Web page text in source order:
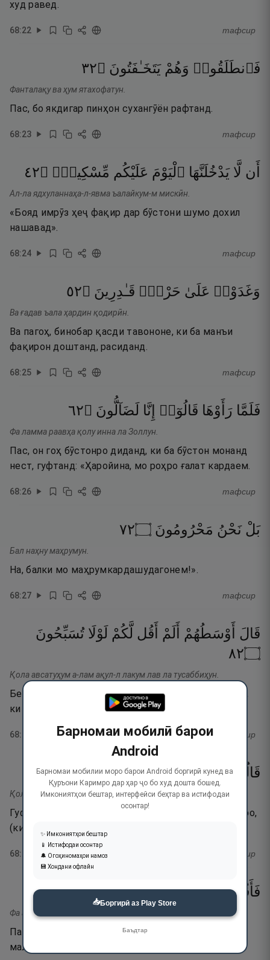
худ равед.
68:22 тафсир
فَٱنطَلَقُوا۟ وَهُمْ يَتَخَـٰفَتُونَ ۝٢٣
Фанталақу ва ҳум ятахофатун.
Пас, бо якдигар пинҳон сухангӯён рафтанд.
68:23 тафсир
أَن لَّا يَدْخُلَنَّهَا ٱلْيَوْمَ عَلَيْكُم مِّسْكِينٌۭ ۝٢٤
Ал-ла ядхуланнаҳа-л-явма ъалайкум-м мискӣн.
«Бояд имрӯз ҳеҷ фақир дар бӯстони шумо дохил
нашавад».
68:24 тафсир
وَغَدَوْا۟ عَلَىٰ حَرْدٍۢ قَـٰدِرِينَ ۝٢٥
Ва ғадав ъала ҳардин қодирӣн.
Ва пагоҳ, бинобар қасди тавононе, ки ба манъи
фақирон доштанд, расиданд.
68:25 тафсир
فَلَمَّا رَأَوْهَا قَالُوٓا۟ إِنَّا لَضَآلُّونَ ۝٢٦
Фа ламма раавҳа қолу инна ла Золлун.
Пас, он гоҳ бӯстонро диданд, ки ба бӯстон монанд
нест, гуфтанд: «Ҳаройина, мо роҳро ғалат кардаем.
68:26 тафсир
بَلْ نَحْنُ مَحْرُومُونَ ۝٢٧
Бал наҳну маҳрумун.
На, балки мо маҳрумкардашудагонем!».
68:27 тафсир
قَالَ أَوْسَطُهُمْ أَلَمْ أَقُل لَّكُمْ لَوْلَا تُسَبِّحُونَ
۝٢٨
Қола авсатуҳум а-лам ақул-л лакум лав ла тусаббиҳун.
Беҳтарини онҳо гуфт: «Оё ба шумо нагуфта будам,
ки чаро Худоро ба поки ёд намекунед?».
68: тафсир
قَالُوا۟ سُبْحَـٰنَ رَبِّنَآ إِنَّا كُنَّا ظَـٰلِمِينَ ۝٢٩
Қолу субҳона Раббина инна кунна золимӣн.
Гуфтанд: «Ба покӣ ёд мекунем Парвардигори худро,
(ки) ҳаройина, мо ситамгор будем».
68: тафсир
فَأَقْبَلَ بَعْضُهُمْ عَلَىٰ بَعْضٍۢ يَتَلَـٰوَمُونَ ۝٣٠
Фа ақбала баъЗуҳум ъала баъЗи-й яталавамун.
Пас, баъзеи онҳо бар баъзе рӯй оварда,
маломаткунон бо якдигар,
Барномаи мобилӣ барои
Android
Барномаи мобилии моро барои Android боргирӣ кунед ва
Қуръони Каримро дар ҳар ҷо бо худ дошта бошед.
Имкониятҳои бештар, интерфейси беҳтар ва истифодаи
осонтар!
✨ Имкониятҳои бештар
📱 Истифодаи осонтар
🔔 Огоҳиномаҳои намоз
💾 Хондани офлайн
📥Боргирӣ аз Play Store
Баъдтар